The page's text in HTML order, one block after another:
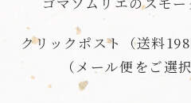
クリックポスト（送料
（メール便をご選